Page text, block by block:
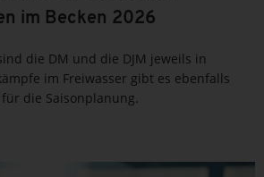
im Becken 2026
die DM und die DJM jeweils in
im Freiwasser gibt es ebenfalls
die Saisonplanung.